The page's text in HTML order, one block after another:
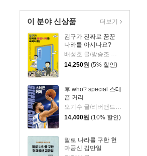
이 분야 신상품
김구가 진짜로 꿈꾼
나라를 아시나요?
14,250원 (5% 할인)
후 who? special 스테
픈 커리
오기수 글/리버앤드스타 그림
14,400원 (10% 할인)
말로 나라를 구한 헌
마공신 김만일
더보기